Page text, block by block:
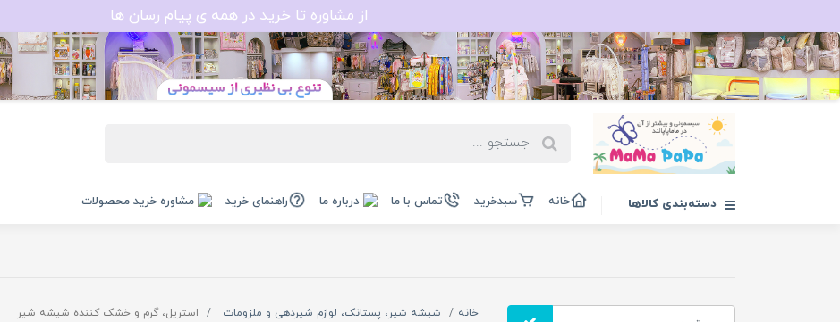
از مشاوره تا خرید در همه ی پیام رسان ها
دسته‌بندی کالاها خانه سبدخرید تماس با ما درباره ما راهنمای خرید مشاوره خرید محصولات
خانه شیشه شیر، پستانک، لوازم شیردهی و ملزومات استریل، گرم و خشک کننده شیشه شیر